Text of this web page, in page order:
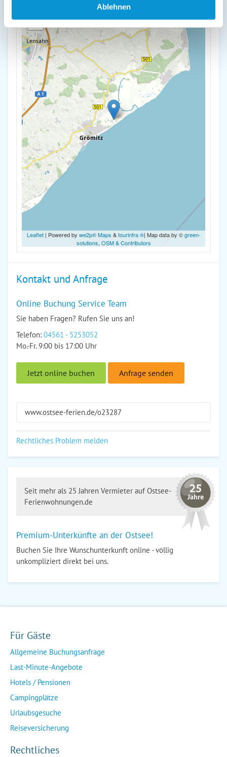
Ablehnen
-
Leaflet| Powered by we2p® Maps &tourinfra ®| Map data by ©green-
solutions, OSM & Contributors
Kontakt und Anfrage
Online Buchung Service Team
Sie haben Fragen? Rufen Sie uns an!
Telefon: 04561 - 5253052
Mo.-Fr. 9:00 bis 17:00 Uhr
Jetzt online buchen Anfrage senden
www.ostsee-ferien.de/o23287
Rechtliches Problem melden
Seit mehr als 25 Jahren Vermieter auf Ostsee-
Ferienwohnungen.de
Premium-Unterkünfte an der Ostsee!
Buchen Sie Ihre Wunschunterkunft online - völlig
unkompliziert direkt bei uns.
Für Gäste
Allgemeine Buchungsanfrage
Last-Minute-Angebote
Hotels / Pensionen
Campingplätze
Urlaubsgesuche
Reiseversicherung
Rechtliches